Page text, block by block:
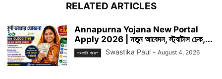
RELATED ARTICLES
Annapurna Yojana New Portal
Apply 2026 | নতুন আবেদন, স্ট্যাটাস চেক,...
সরকারি প্রকল্প Swastika Paul - August 4, 2026